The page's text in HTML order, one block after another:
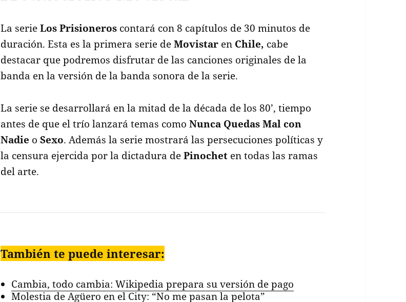
La serieLos Prisioneros contará con 8 capítulos de 30 minutos de
duración. Esta es la primera serie deMovistar en Chile, cabe
destacar que podremos disfrutar de las canciones originales de la
banda en la versión de la banda sonora de la serie.
La serie se desarrollará en la mitad de la década de los 80’, tiempo
antes de que el trío lanzará temas comoNunca Quedas Mal con
Nadie oSexo. Además la serie mostrará las persecuciones políticas y
la censura ejercida por la dictadura dePinochet en todas las ramas
del arte.
También te puede interesar:
Cambia, todo cambia: Wikipedia prepara su versión de pago
Molestia de Agüero en el City: “No me pasan la pelota”